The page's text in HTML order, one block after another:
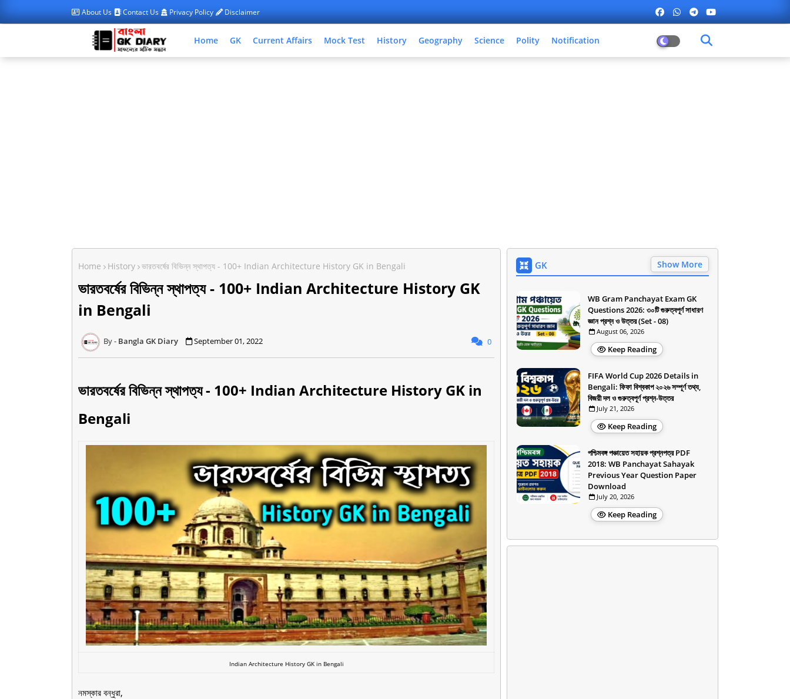
About Us Contact Us Privacy Policy Disclaimer
Home GK Current Affairs Mock Test History Geography Science Polity Notification
Home History ভারতবর্ষের বিভিন্ন স্থাপত্য - 100+ Indian Architecture History GK in Bengali
ভারতবর্ষের বিভিন্ন স্থাপত্য - 100+ Indian Architecture History GK
in Bengali
Bangla GK Diary September 01, 2022 0
ভারতবর্ষের বিভিন্ন স্থাপত্য - 100+ Indian Architecture History GK in
Bengali
Indian Architecture History GK in Bengali
নমস্কার বন্ধুরা,
GK Show More
WB Gram Panchayat Exam GK
Questions 2026: ৩০টি গুরুত্বপূর্ণ সাধারণ
জ্ঞান প্রশ্ন ও উত্তর (Set - 08)
August 06, 2026
Keep Reading
FIFA World Cup 2026 Details in
Bengali: ফিফা বিশ্বকাপ ২০২৬ সম্পূর্ণ তথ্য,
বিজয়ী দল ও গুরুত্বপূর্ণ প্রশ্ন-উত্তর
July 21, 2026
Keep Reading
পশ্চিমবঙ্গ পঞ্চায়েত সহায়ক প্রশ্নপত্র PDF
2018: WB Panchayat Sahayak
Previous Year Question Paper
Download
July 20, 2026
Keep Reading